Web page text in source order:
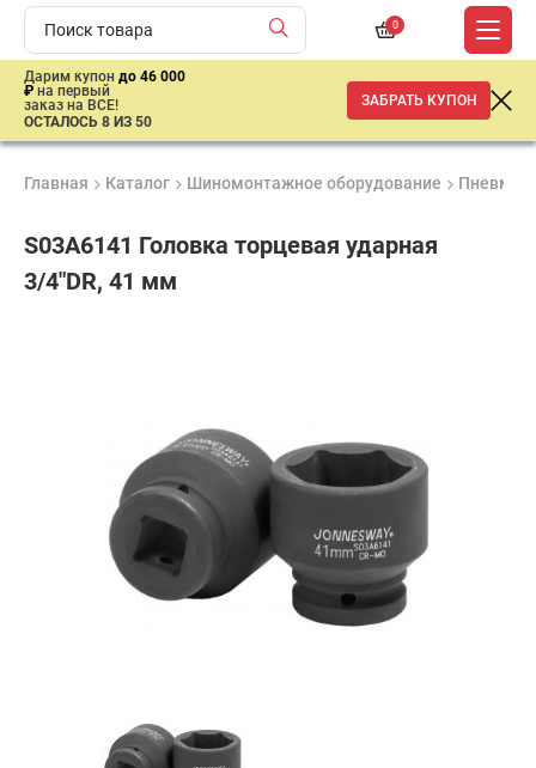
0
Дарим купон до 46 000
₽ на первый
заказ на ВСЕ!
ОСТАЛОСЬ 8 ИЗ 50
ЗАБРАТЬ КУПОН
Главная Каталог Шиномонтажное оборудование
S03A6141 Головка торцевая ударная
3/4"DR, 41 мм
Купить в 1 клик